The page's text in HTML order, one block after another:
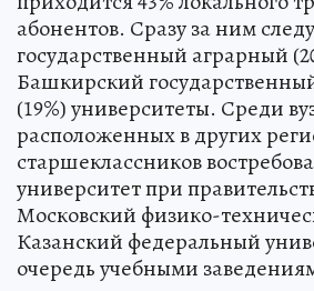
абонентов. Сразу за ним
государственный аграрный
Башкирский
(19%) университеты. Среди
расположенных в других
старшеклассников
университет при
Московский физико-
Казанский федеральный
очередь учебными